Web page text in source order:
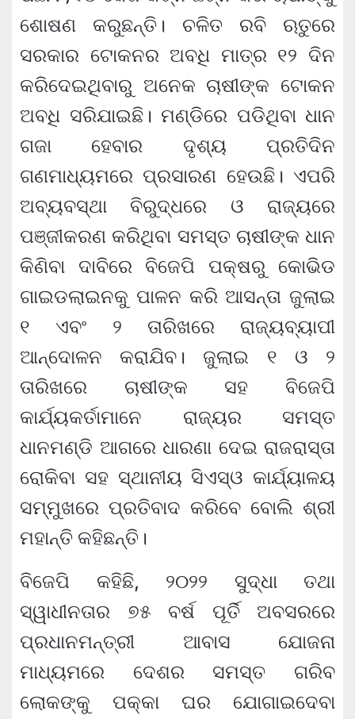
ଶୋଷଣ କରୁଛନ୍ତି। ଚଳିତ ରବି ଋତୁରେ
ସରକାର ଟୋକନର ଅବଧି ମାତ୍ର ୧୨ ଦିନ
କରିଦେଇଥିବାରୁ ଅନେକ ଚାଷୀଙ୍କ ଟୋକନ
ଅବଧି ସରିଯାଇଛି। ମଣ୍ଡିରେ ପଡିଥିବା ଧାନ
ଗଜା ହେବାର ଦୃଶ୍ୟ ପ୍ରତିଦିନ
ଗଣମାଧ୍ୟମରେ ପ୍ରସାରଣ ହେଉଛି। ଏପରି
ଅବ୍ୟବସ୍ଥା ବିରୁଦ୍ଧରେ ଓ ରାଜ୍ୟରେ
ପଞ୍ଜୀକରଣ କରିଥିବା ସମସ୍ତ ଚାଷୀଙ୍କ ଧାନ
କିଣିବା ଦାବିରେ ବିଜେପି ପକ୍ଷରୁ କୋଭିଡ
ଗାଇଡଲାଇନକୁ ପାଳନ କରି ଆସନ୍ତା ଜୁଲାଇ
୧ ଏବଂ ୨ ତାରିଖରେ ରାଜ୍ୟବ୍ୟାପୀ
ଆନ୍ଦୋଳନ କରାଯିବ। ଜୁଲାଇ ୧ ଓ ୨
ତାରିଖରେ ଚାଷୀଙ୍କ ସହ ବିଜେପି
କାର୍ଯ୍ୟକର୍ତାମାନେ ରାଜ୍ୟର ସମସ୍ତ
ଧାନମଣ୍ଡି ଆଗରେ ଧାରଣା ଦେଇ ରାଜରାସ୍ତା
ରୋକିବା ସହ ସ୍ଥାନୀୟ ସିଏସ୍‌ଓ କାର୍ଯ୍ୟାଳୟ
ସମ୍ମୁଖରେ ପ୍ରତିବାଦ କରିବେ ବୋଲି ଶ୍ରୀ
ମହାନ୍ତି କହିଛନ୍ତି।
ବିଜେପି କହିଛି, ୨୦୨୨ ସୁଦ୍ଧା ତଥା
ସ୍ୱାଧୀନତାର ୭୫ ବର୍ଷ ପୂର୍ତି ଅବସରରେ
ପ୍ରଧାନମନ୍ତ୍ରୀ ଆବାସ ଯୋଜନା
ମାଧ୍ୟମରେ ଦେଶର ସମସ୍ତ ଗରିବ
ଲୋକଙ୍କୁ ପକ୍କା ଘର ଯୋଗାଇଦେବା